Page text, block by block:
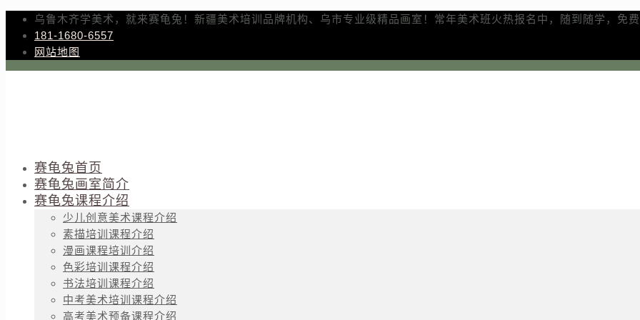
乌鲁木齐学美术，就来赛龟兔！新疆美术培训品牌机构、乌市专业级精品画室！常年美术班火热报名中，随到随学，免
181-1680-6557
网站地图
赛龟兔首页
赛龟兔画室简介
赛龟兔课程介绍
少儿创意美术课程介绍
素描培训课程介绍
漫画课程培训介绍
色彩培训课程介绍
书法培训课程介绍
中考美术培训课程介绍
高考美术预备课程介绍